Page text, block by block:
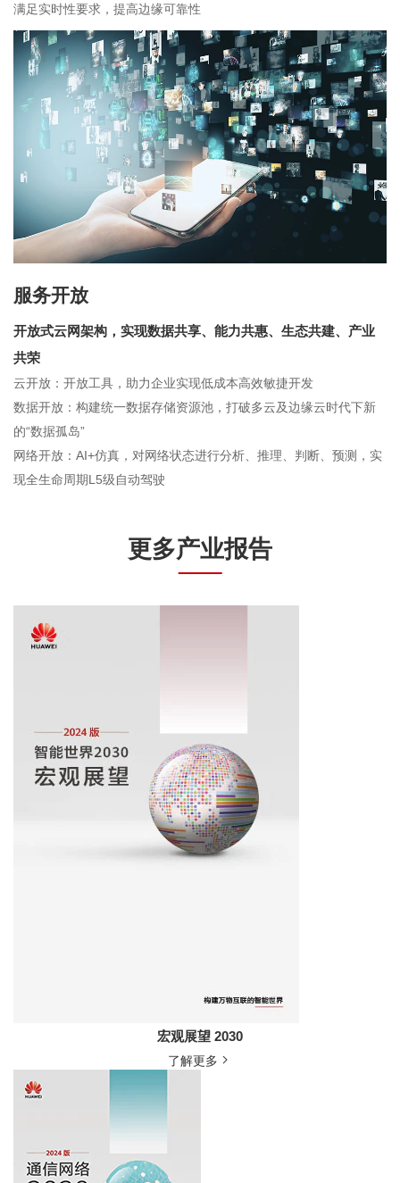
满足实时性要求，提高边缘可靠性
服务开放
开放式云网架构，实现数据共享、能力共惠、生态共建、产业
共荣
云开放：开放工具，助力企业实现低成本高效敏捷开发
数据开放：构建统一数据存储资源池，打破多云及边缘云时代下新
的“数据孤岛”
网络开放：AI+仿真，对网络状态进行分析、推理、判断、预测，实
现全生命周期L5级自动驾驶
更多产业报告
宏观展望 2030
了解更多